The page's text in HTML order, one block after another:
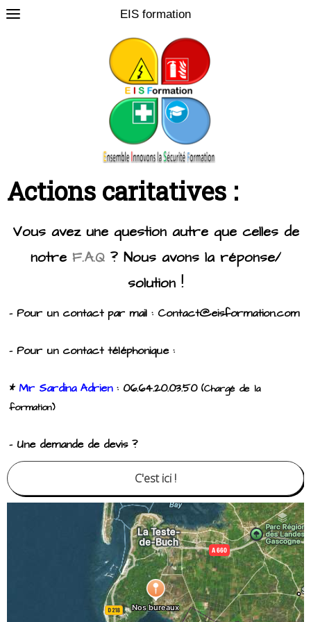
EIS formation
Actions caritatives :
Vous avez une question autre que celles de
notre F.A.Q? Nous avons la réponse/
solution !
- Pour un contact par mail : Contact@eisformation.com
- Pour un contact téléphonique :
* Mr Sardina Adrien: 06.64.20.03.50 (Chargé de la
formation)
- Une demande de devis ?
C'est ici !